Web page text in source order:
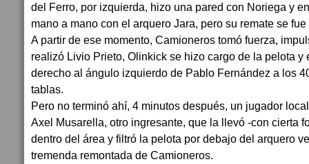
del Ferro, por izquierda, hizo una pared con Noriega y
mano a mano con el arquero Jara, pero su remate se
A partir de ese momento, Camioneros tomó fuerza,
realizó Livio Prieto, Olinkick se hizo cargo de la pelota y
derecho al ángulo izquierdo de Pablo Fernández a los
tablas.
Pero no terminó ahí, 4 minutos después, un jugador
Axel Musarella, otro ingresante, que la llevó -con cierta
dentro del área y filtró la pelota por debajo del arquero
tremenda remontada de Camioneros.